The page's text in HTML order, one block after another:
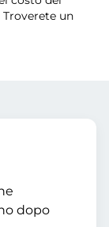
un
dopo